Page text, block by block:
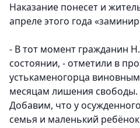
Наказание понесет и
апреле этого года
- В тот момент гражданин
состоянии, - отметили в
устькаменогорца
месяцам лишения свободы.
Добавим, что у
семья и маленький